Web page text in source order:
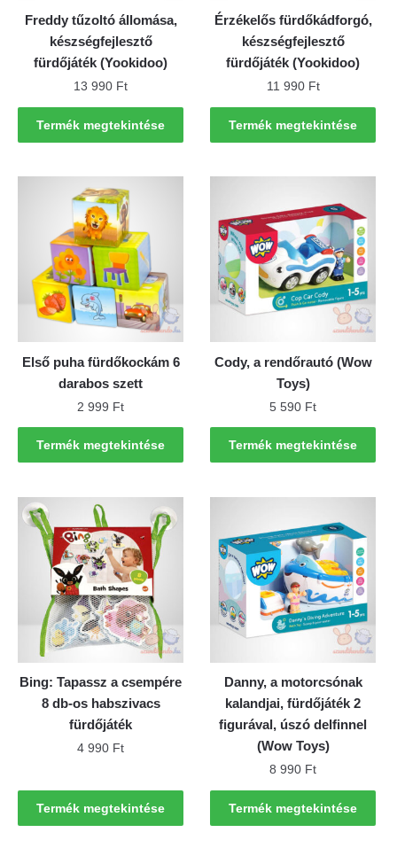
Freddy tűzoltó állomása,
készségfejlesztő
fürdőjáték (Yookidoo)
13 990 Ft
Termék megtekintése
Érzékelős fürdőkádforgó,
készségfejlesztő
fürdőjáték (Yookidoo)
11 990 Ft
Termék megtekintése
Első puha fürdőkockám 6
darabos szett
2 999 Ft
Termék megtekintése
Cody, a rendőrautó (Wow
Toys)
5 590 Ft
Termék megtekintése
Bing: Tapassz a csempére
8 db-os habszivacs
fürdőjáték
4 990 Ft
Termék megtekintése
Danny, a motorcsónak
kalandjai, fürdőjáték 2
figurával, úszó delfinnel
(Wow Toys)
8 990 Ft
Termék megtekintése